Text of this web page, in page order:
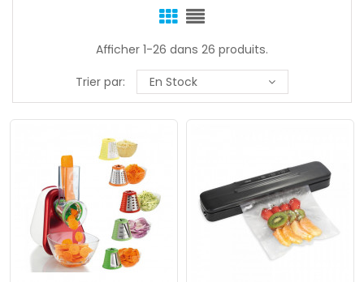
Afficher 1-26 dans 26 produits.
Trier par:
En Stock